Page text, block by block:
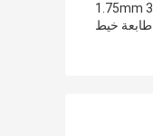
PINRUI PETG قوس قزح 1.75mm 3D
طابعة خيط